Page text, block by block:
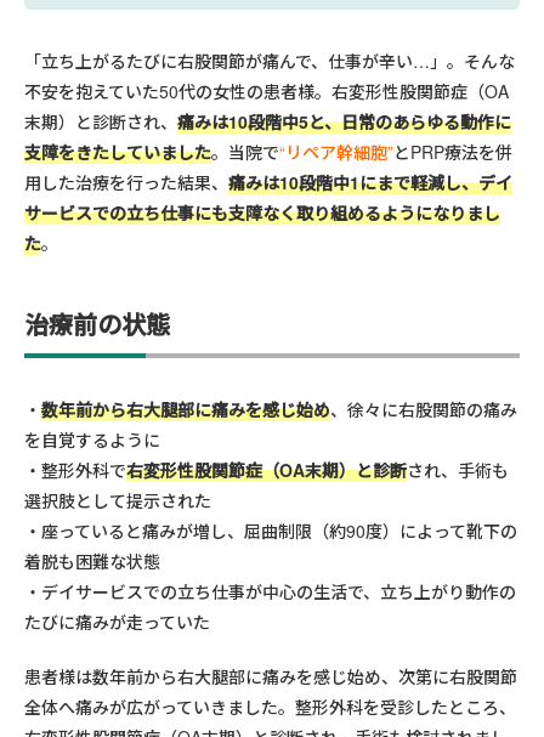
「立ち上がるたびに右股関節が痛んで、仕事が辛い…」。そんな
不安を抱えていた50代の女性の患者様。右変形性股関節症（OA
末期）と診断され、 痛みは10段階中5と、日常のあらゆる動作に
支障をきたしていました。当院で“リペア幹細胞”とPRP療法を併
用した治療を行った結果、 痛みは10段階中1にまで軽減し、デイ
サービスでの立ち仕事にも支障なく取り組めるようになりまし
た。
治療前の状態
数年前から右大腿部に痛みを感じ始め、徐々に右股関節の痛み
を自覚するように
整形外科で右変形性股関節症（OA末期）と診断され、手術も
選択肢として提示された
座っていると痛みが増し、屈曲制限（約90度）によって靴下の
着脱も困難な状態
デイサービスでの立ち仕事が中心の生活で、立ち上がり動作の
たびに痛みが走っていた
患者様は数年前から右大腿部に痛みを感じ始め、次第に右股関節
全体へ痛みが広がっていきました。整形外科を受診したところ、